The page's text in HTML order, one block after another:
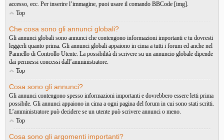
accesso, ecc. Per inserire l’immagine, puoi usare il comando BBCode [img].
Top
Che cosa sono gli annunci globali?
Gli annunci globali sono annunci che contengono informazioni importanti e tu dovresti
leggerli quanto prima. Gli annunci globali appaiono in cima a tutti i forum ed anche nel
Pannello di Controllo Utente. La possibilità di scrivere su un annuncio globale dipende
dai permessi concessi dall’amministratore.
Top
Cosa sono gli annunci?
Gli annunci contengono spesso informazioni importanti e dovrebbero essere letti prima
possibile. Gli annunci appaiono in cima a ogni pagina del forum in cui sono stati scritti.
L’amministratore può decidere se un utente può scrivere annunci o meno.
Top
Cosa sono gli argomenti importanti?